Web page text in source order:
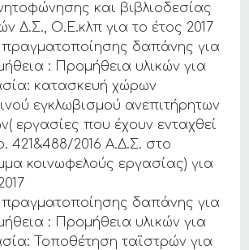
και βιβλιοδεσίας
Δ.Σ., Ο.Ε.κλπ για το έτος 2017
πραγματοποίησης δαπάνης για
: Προμήθεια υλικών για
κατασκευή χώρων
εγκλωβισμού ανεπιτήρητων
εργασίες που έχουν ενταχθεί
421&488/2016 Α.Δ.Σ. στο
κοινωφελούς εργασίας) για
πραγματοποίησης δαπάνης για
: Προμήθεια υλικών για
Τοποθέτηση ταϊστρών για